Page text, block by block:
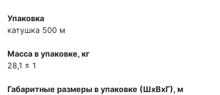
Упаковка
катушка 500 м
Масса в упаковке, кг
28,1 ± 1
Габаритные размеры в упаковке (ШхВхГ), м